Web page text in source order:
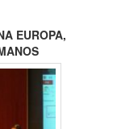
EUROPA,